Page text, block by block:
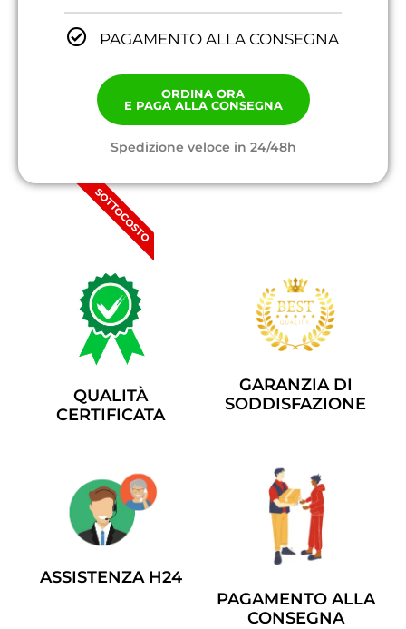
PAGAMENTO ALLA CONSEGNA
ORDINA ORA
E PAGA ALLA CONSEGNA
Spedizione veloce in 24/48h
SOTTOCOSTO
QUALITÀ
CERTIFICATA
GARANZIA DI
SODDISFAZIONE
ASSISTENZA H24
PAGAMENTO ALLA
CONSEGNA